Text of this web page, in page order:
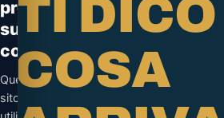
TI DICO
COSA
preferenze
sui
cookie
Questo
sito